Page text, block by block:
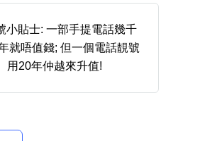
尾 777尾 9字頭 6字頭
無4字
5萬以上 生天延 全吉星(全號)
清除全部分類
小貼士: 一部手提電話幾千
就唔值錢; 但一個電話靚號
用20年仲越來升值!